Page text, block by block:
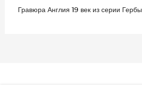
Гравюра Англия 19 век из серии